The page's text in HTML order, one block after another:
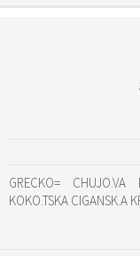
GRECKO= CHUJO.VA
KOKO.TSKA CIGANSK.A